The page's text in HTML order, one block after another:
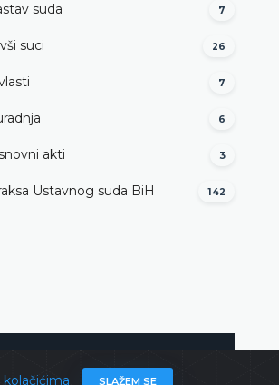
SLAŽEM SE
suda 7
suci 26
7
6
akti 3
Ustavnog suda BiH 142
BiHSva prava zadržana.